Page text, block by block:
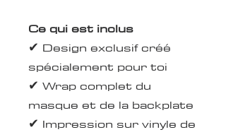
Ce qui est inclus
✔ Design exclusif créé
spécialement pour toi
✔ Wrap complet du
masque et de la backplate
✔ Impression sur vinyle de